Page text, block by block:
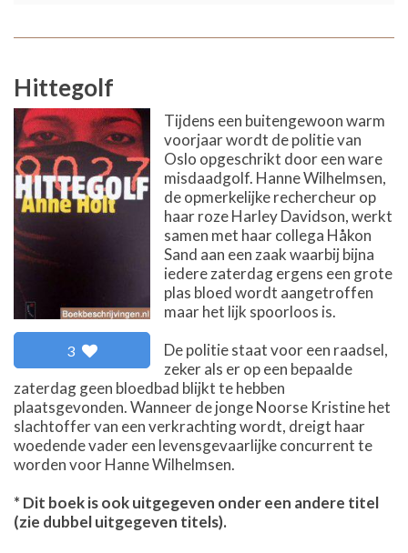
Hittegolf
3
Tijdens een buitengewoon warm
voorjaar wordt de politie van
Oslo opgeschrikt door een ware
misdaadgolf. Hanne Wilhelmsen,
de opmerkelijke rechercheur op
haar roze Harley Davidson, werkt
samen met haar collega Håkon
Sand aan een zaak waarbij bijna
iedere zaterdag ergens een grote
plas bloed wordt aangetroffen
maar het lijk spoorloos is.
De politie staat voor een raadsel,
zeker als er op een bepaalde
zaterdag geen bloedbad blijkt te hebben
plaatsgevonden. Wanneer de jonge Noorse Kristine het
slachtoffer van een verkrachting wordt, dreigt haar
woedende vader een levensgevaarlijke concurrent te
worden voor Hanne Wilhelmsen.
* Dit boek is ook uitgegeven onder een andere titel
(zie dubbel uitgegeven titels).